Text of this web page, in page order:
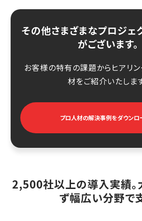
その他さまざまなプロジェ
がございます。
お客様の特有の課題からヒアリン
材をご紹介いたしま
プロ人材の解決事例をダウンロ
2,500社以上の導入実績
ず幅広い分野で